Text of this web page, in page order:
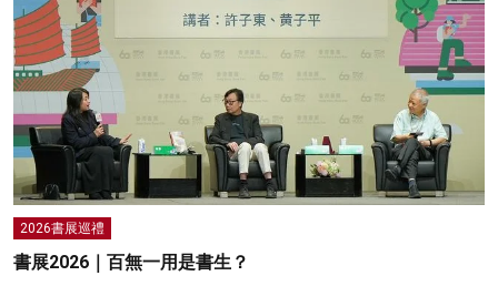
2026書展巡禮
書展2026｜百無一用是書生？